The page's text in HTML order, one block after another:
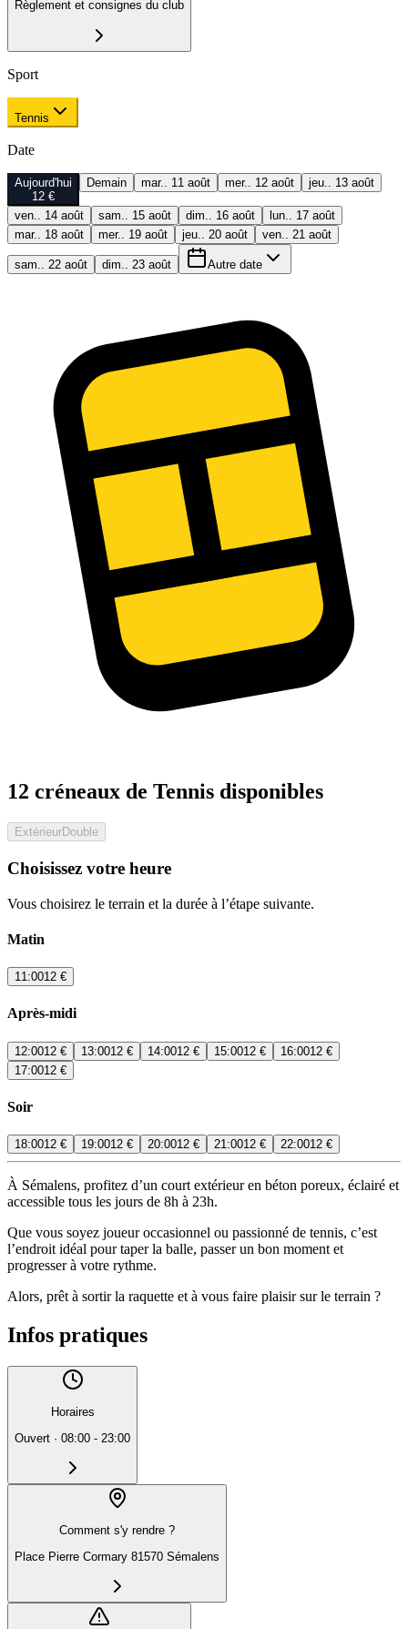
Règlement et consignes du club
Sport
Tennis
Date
Aujourd'hui
12 €
Demain mar.. 11 août mer.. 12 août jeu.. 13 août
ven.. 14 août sam.. 15 août dim.. 16 août
lun.. 17 août
mar.. 18 août
mer.. 19 août jeu.. 20 août ven.. 21 août
sam.. 22 août dim.. 23 août Autre date
12 créneaux de Tennis disponibles
ExtérieurDouble
Choisissez votre heure
Vous choisirez le terrain et la durée à l’étape suivante.
Matin
11:0012 €
Après-midi
12:0012 € 13:0012 € 14:0012 € 15:0012 € 16:0012 €
17:0012 €
Soir
18:0012 € 19:0012 € 20:0012 € 21:0012 € 22:0012 €
À Sémalens, profitez d’un court extérieur en béton poreux, éclairé et
accessible tous les jours de 8h à 23h.
Que vous soyez joueur occasionnel ou passionné de tennis, c’est
l’endroit idéal pour taper la balle, passer un bon moment et
progresser à votre rythme.
Alors, prêt à sortir la raquette et à vous faire plaisir sur le terrain ?
Infos pratiques
Horaires
Ouvert · 08:00 - 23:00
Comment s'y rendre ?
Place Pierre Cormary 81570 Sémalens